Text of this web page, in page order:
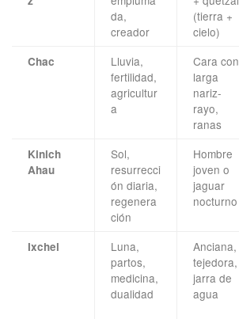
da,
creador
(tierra +
cielo)
Chac
Lluvia,
fertilidad,
agricultur
a
Cara con
larga
nariz-
rayo,
ranas
Kinich
Ahau
Sol,
resurrecci
ón diaria,
regenera
ción
Hombre
joven o
jaguar
nocturno
Ixchel
Luna,
partos,
medicina,
dualidad
Anciana,
tejedora,
jarra de
agua